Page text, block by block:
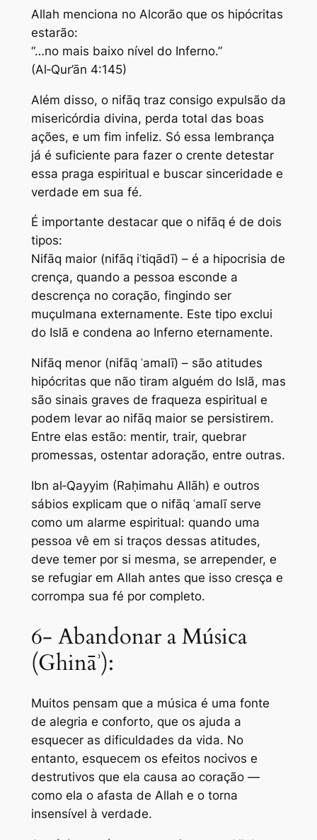
Allah menciona no Alcorão que os hipócritas
estarão:
“…no mais baixo nível do Inferno.”
(Al‑Qur’ān 4:145)
Além disso, o nifāq traz consigo expulsão da
misericórdia divina, perda total das boas
ações, e um fim infeliz. Só essa lembrança
já é suficiente para fazer o crente detestar
essa praga espiritual e buscar sinceridade e
verdade em sua fé.
É importante destacar que o nifāq é de dois
tipos:
Nifāq maior (nifāq iʿtiqādī) – é a hipocrisia de
crença, quando a pessoa esconde a
descrença no coração, fingindo ser
muçulmana externamente. Este tipo exclui
do Islã e condena ao Inferno eternamente.
Nifāq menor (nifāq ʿamalī) – são atitudes
hipócritas que não tiram alguém do Islã, mas
são sinais graves de fraqueza espiritual e
podem levar ao nifāq maior se persistirem.
Entre elas estão: mentir, trair, quebrar
promessas, ostentar adoração, entre outras.
Ibn al‑Qayyim (Raḥimahu Allāh) e outros
sábios explicam que o nifāq ʿamalī serve
como um alarme espiritual: quando uma
pessoa vê em si traços dessas atitudes,
deve temer por si mesma, se arrepender, e
se refugiar em Allah antes que isso cresça e
corrompa sua fé por completo.
6- Abandonar a Música
(Ghināʾ):
Muitos pensam que a música é uma fonte
de alegria e conforto, que os ajuda a
esquecer as dificuldades da vida. No
entanto, esquecem os efeitos nocivos e
destrutivos que ela causa ao coração —
como ela o afasta de Allah e o torna
insensível à verdade.